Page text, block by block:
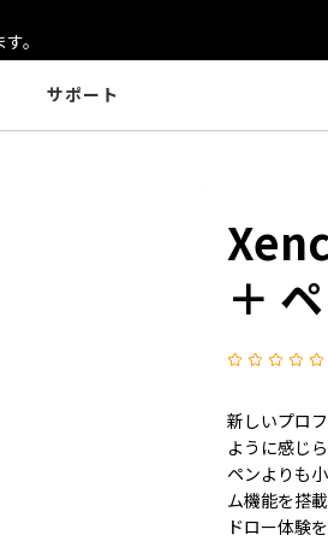
。
サポート
＋
新しいプロ
ように感じ
ペンよりも
ム機能を搭
ドロー体験